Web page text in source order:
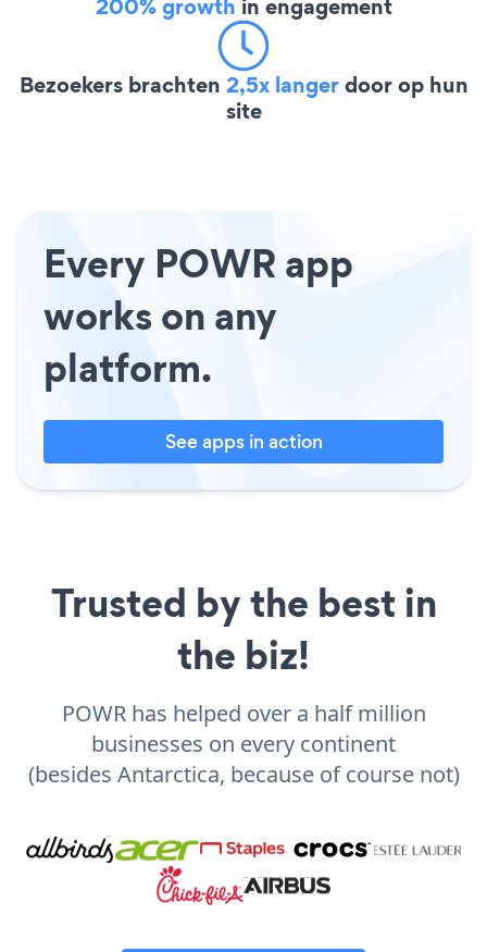
200% growth in engagement
Bezoekers brachten 2,5x langerdoor op hun
site
Every POWR app
works on any
platform.
See apps in action
Trusted by the best in
the biz!
POWR has helped over a half million
businesses on every continent
(besides Antarctica, because of course not)